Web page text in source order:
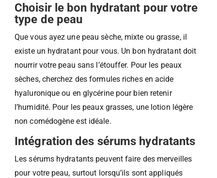
Choisir le bon hydratant pour votre
type de peau
Que vous ayez une peau sèche, mixte ou grasse, il
existe un hydratant pour vous. Un bon hydratant doit
nourrir votre peau sans l’étouffer. Pour les peaux
sèches, cherchez des formules riches en acide
hyaluronique ou en glycérine pour bien retenir
l’humidité. Pour les peaux grasses, une lotion légère
non comédogène est idéale.
Intégration des sérums hydratants
Les sérums hydratants peuvent faire des merveilles
pour votre peau, surtout lorsqu’ils sont appliqués